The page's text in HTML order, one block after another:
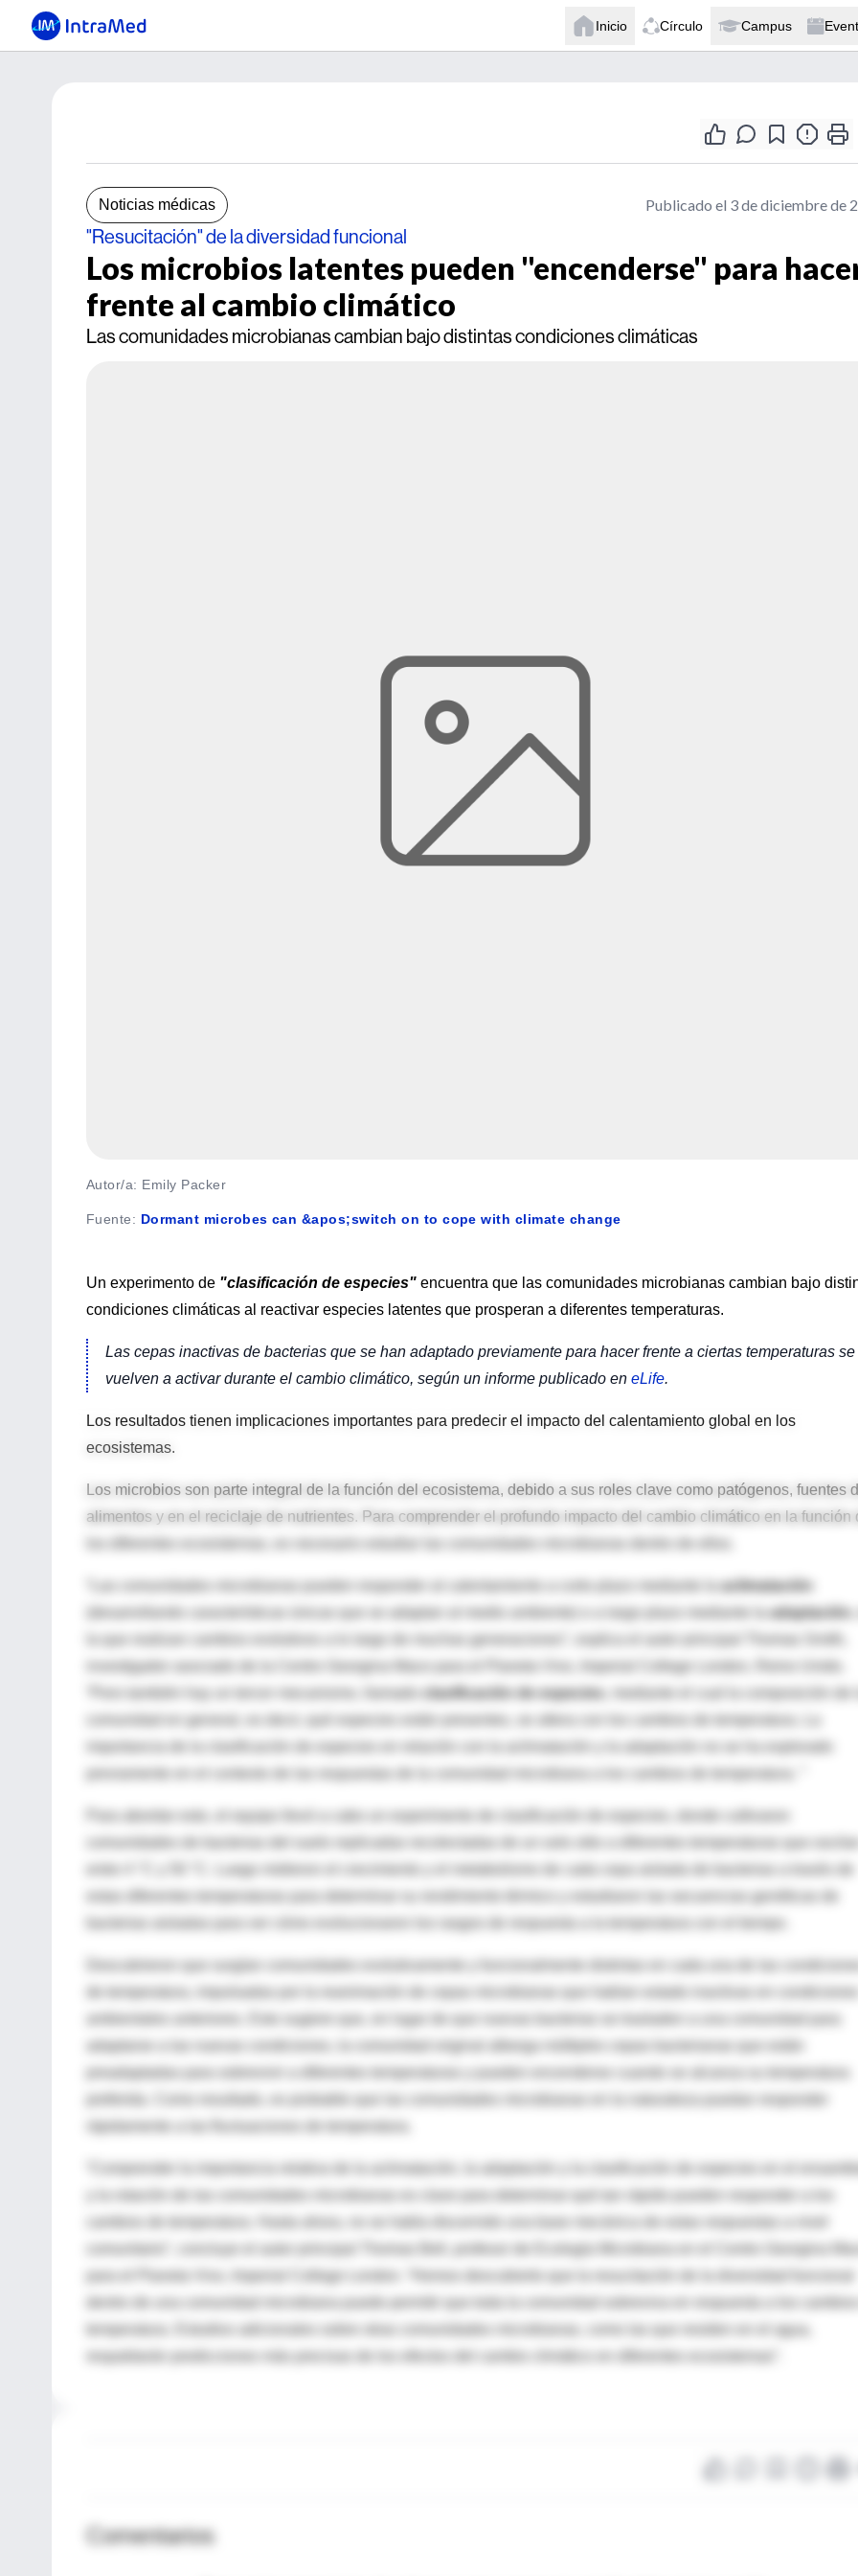
Inicio Círculo Campus
Noticias médicas Publicado el 3 de diciembre de
"Resucitación" de la diversidad funcional
Los microbios latentes pueden "encenderse" para
frente al cambio climático
Las comunidades microbianas cambian bajo distintas condiciones climáticas
Autor/a: Emily Packer
Fuente: Dormant microbes can &apos;switch on to cope with climate change
Un experimento de "clasificación de especies" encuentra que las comunidades microbianas cambian bajo
condiciones climáticas al reactivar especies latentes que prosperan a diferentes temperaturas.
Las cepas inactivas de bacterias que se han adaptado previamente para hacer frente a ciertas temperaturas se
vuelven a activar durante el cambio climático, según un informe publicado en eLife.
Los resultados tienen implicaciones importantes para predecir el impacto del calentamiento global en los
ecosistemas.
Los microbios son parte integral de la función del ecosistema, debido a sus roles clave como patógenos, fuentes
alimentos y en el reciclaje de nutrientes. Para comprender el profundo impacto del cambio climático en la función
aclimatación
(desarrollando características únicas que se adaptan al medio ambiente) o a largo plazo mediante la
adaptación
la que realizan cambios evolutivos a lo largo de muchas generaciones”, explica el autor principal Thomas Smith,
investigador asociado de la Centro Georgina Mace para el Planeta Vivo, Imperial College London, Reino Unido.
clasificación de especies
, mediante el cual la composición de
comunidad en general, es decir, qué especies están presentes, se altera con los cambios de temperatura. La
importancia de la clasificación de especies en relación con la aclimatación y la adaptación no se ha explorado
previamente en el contexto de las respuestas de la comunidad microbiana a los cambios de temperatura. ”
Para abordar esto, el equipo llevó a cabo un experimento de clasificación de especies, donde cultivaron
comunidades de bacterias del suelo replicadas recolectadas de un solo sitio a diferentes temperaturas que
entre 4 °C y 50 °C. Luego midieron el crecimiento y el metabolismo de cada cepa aislada de bacterias a través de
estas diferentes temperaturas para determinar su rendimiento térmico y estudiaron las secuencias genéticas de
bacterias aisladas para ver cómo evolucionaron los rasgos de respuesta a la temperatura con el tiempo.
de temperatura, impulsadas por la reanimación de cepas microbianas que habían estado inactivas en
ambientales anteriores. Esto sugiere que, en lugar de que nuevas bacterias se trasladen a una comunidad para
adaptarse a las nuevas condiciones, la comunidad original alberga múltiples cepas bacterianas que están
preadaptadas para sobrevivir a diferentes temperaturas y pueden encenderse cuando se alcanza su temperatura
“Comprender la importancia relativa de la aclimatación, la adaptación y la clasificación de especies en el
cambios de temperatura. Hasta ahora, no se había discernido una base mecánica de estas respuestas a nivel
comunitario”, concluye el autor principal Thomas Bell, profesor de Ecología Microbiana en el Centro Georgina
para el Planeta Vivo, Imperial College London. “Hemos descubierto que la resucitación de la diversidad funcional
temperatura. Estudios adicionales sobre otras comunidades microbianas, como las que residen en el agua,
respaldarán predicciones más precisas de los efectos del cambio climático en diferentes ecosistemas”.
Comentarios